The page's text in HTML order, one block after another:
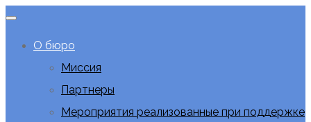
О бюро
Миссия
Партнеры
Мероприятия реализованные при поддержке